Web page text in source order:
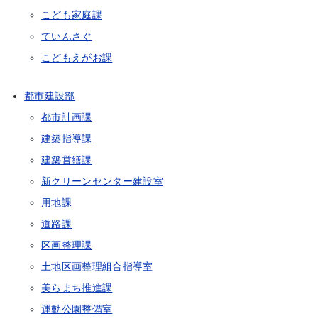
こども家庭課
ていんさぐ
こどもえがお課
都市建設部
都市計画課
建築指導課
建築営繕課
新クリーンセンター建設室
用地課
道路課
区画整理課
土地区画整理組合指導室
美らまち推進課
運動公園整備室